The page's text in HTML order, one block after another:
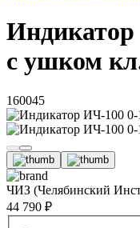
Индикатор
с ушком
160045
ЧИЗ (Челябинский
44 790 ₽